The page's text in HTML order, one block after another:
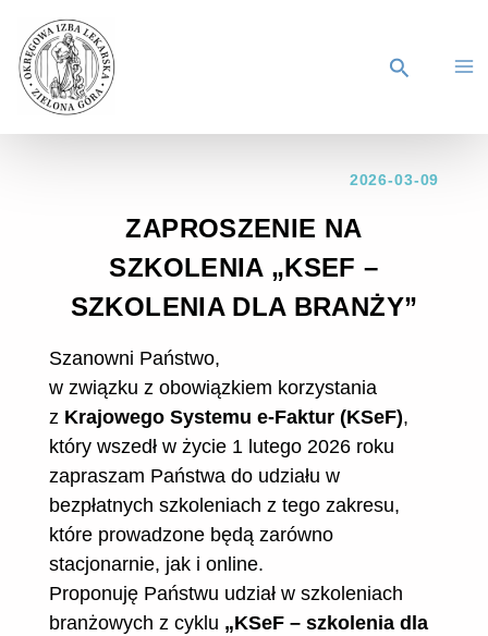
2026-03-09
ZAPROSZENIE NA
SZKOLENIA „KSEF –
SZKOLENIA DLA BRANŻY”
Szanowni Państwo,
w związku z obowiązkiem korzystania
z Krajowego Systemu e-Faktur (KSeF),
który wszedł w życie 1 lutego 2026 roku
zapraszam Państwa do udziału w
bezpłatnych szkoleniach z tego zakresu,
które prowadzone będą zarówno
stacjonarnie, jak i online.
Proponuję Państwu udział w szkoleniach
branżowych z cyklu „KSeF – szkolenia dla